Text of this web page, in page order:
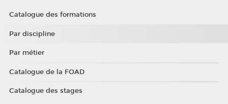
Catalogue des formations
Par discipline
Par métier
Catalogue de la FOAD
Catalogue des stages